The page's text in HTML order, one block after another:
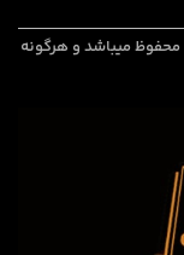
محفوظ میباشد و هرگونه